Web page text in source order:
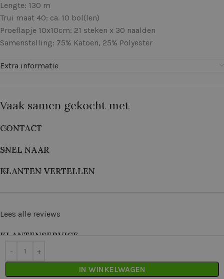
IN WINKELWAGEN
Lengte: 130 m
Trui maat 40: ca. 10 bol(len)
Proeflapje 10x10cm: 21 steken x 30 naalden
Samenstelling: 75% Katoen, 25% Polyester
Extra informatie
Vaak samen gekocht met
CONTACT
SNEL NAAR
KLANTEN VERTELLEN
Lees alle reviews
KLANTENSERVICE
2026